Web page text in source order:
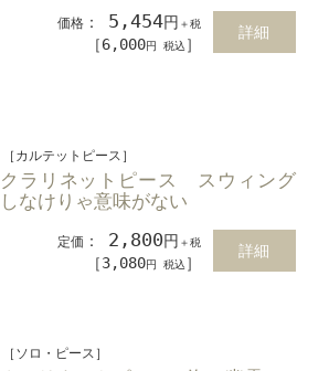
価格 ： 5,454円 ＋税
［6,000円 税込 ］
詳細
［カルテットピース］
クラリネットピース スウィング
しなけりゃ意味がない
定価 ： 2,800円 ＋税
［3,080円 税込 ］
詳細
［ソロ・ピース］